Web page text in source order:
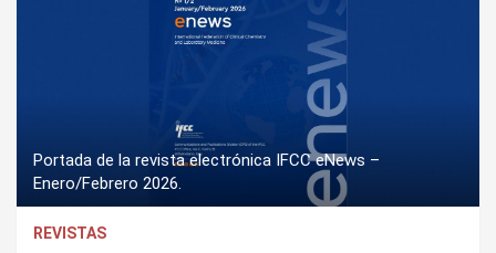
Portada de la revista electrónica IFCC eNews –
Enero/Febrero 2026.
REVISTAS